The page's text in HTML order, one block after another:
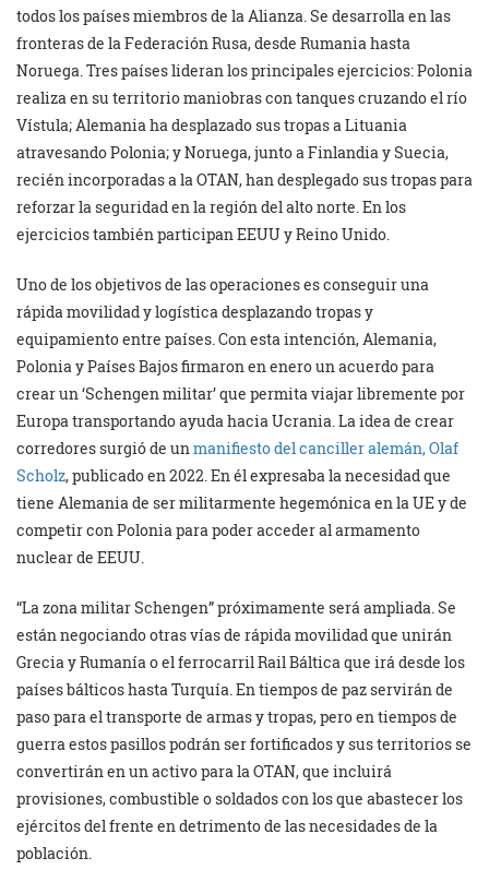
todos los países miembros de la Alianza. Se desarrolla en las
fronteras de la Federación Rusa, desde Rumania hasta
Noruega. Tres países lideran los principales ejercicios: Polonia
realiza en su territorio maniobras con tanques cruzando el río
Vístula; Alemania ha desplazado sus tropas a Lituania
atravesando Polonia; y Noruega, junto a Finlandia y Suecia,
recién incorporadas a la OTAN, han desplegado sus tropas para
reforzar la seguridad en la región del alto norte. En los
ejercicios también participan EEUU y Reino Unido.
Uno de los objetivos de las operaciones es conseguir una
rápida movilidad y logística desplazando tropas y
equipamiento entre países. Con esta intención, Alemania,
Polonia y Países Bajos firmaron en enero un acuerdo para
crear un ‘Schengen militar’ que permita viajar libremente por
Europa transportando ayuda hacia Ucrania. La idea de crear
corredores surgió de unmanifiesto del canciller alemán, Olaf
Scholz, publicado en 2022. En él expresaba la necesidad que
tiene Alemania de ser militarmente hegemónica en la UE y de
competir con Polonia para poder acceder al armamento
nuclear de EEUU.
“La zona militar Schengen” próximamente será ampliada. Se
están negociando otras vías de rápida movilidad que unirán
Grecia y Rumanía o el ferrocarril Rail Báltica que irá desde los
países bálticos hasta Turquía. En tiempos de paz servirán de
paso para el transporte de armas y tropas, pero en tiempos de
guerra estos pasillos podrán ser fortificados y sus territorios se
convertirán en un activo para la OTAN, que incluirá
provisiones, combustible o soldados con los que abastecer los
ejércitos del frente en detrimento de las necesidades de la
población.